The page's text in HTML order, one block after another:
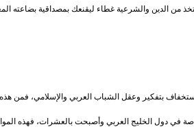
من الدين والشرعية غطاء ليقنعك بمصداقية بضاعته
بتفكير وعقل الشباب العربي والإسلامي، فمن
دول الخليج العربي وأصبحت بالعشرات، فهذه